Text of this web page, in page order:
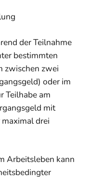
der Teilnahme
bestimmten
zwischen zwei
oder im
Teilhabe am
mit
drei
Arbeitsleben kann